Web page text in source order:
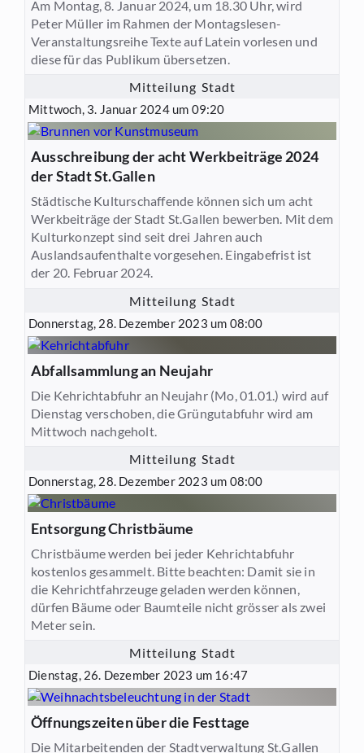
Am Montag, 8. Januar 2024, um 18.30 Uhr, wird
Peter Müller im Rahmen der Montagslesen-
Veranstaltungsreihe Texte auf Latein vorlesen und
diese für das Publikum übersetzen.
Mitteilung Stadt
Mittwoch, 3. Januar 2024 um 09:20
Ausschreibung der acht Werkbeiträge 2024
der Stadt St.Gallen
Städtische Kulturschaffende können sich um acht
Werkbeiträge der Stadt St.Gallen bewerben. Mit dem
Kulturkonzept sind seit drei Jahren auch
Auslandsaufenthalte vorgesehen. Eingabefrist ist
der 20. Februar 2024.
Mitteilung Stadt
Donnerstag, 28. Dezember 2023 um 08:00
Abfallsammlung an Neujahr
Die Kehrichtabfuhr an Neujahr (Mo, 01.01.) wird auf
Dienstag verschoben, die Grüngutabfuhr wird am
Mittwoch nachgeholt.
Mitteilung Stadt
Donnerstag, 28. Dezember 2023 um 08:00
Entsorgung Christbäume
Christbäume werden bei jeder Kehrichtabfuhr
kostenlos gesammelt. Bitte beachten: Damit sie in
die Kehrichtfahrzeuge geladen werden können,
dürfen Bäume oder Baumteile nicht grösser als zwei
Meter sein.
Mitteilung Stadt
Dienstag, 26. Dezember 2023 um 16:47
Öffnungszeiten über die Festtage
Die Mitarbeitenden der Stadtverwaltung St.Gallen